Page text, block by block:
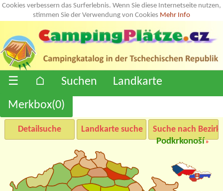
Cookies verbessern das Surferlebnis. Wenn Sie diese Internetseite nutzen,
stimmen Sie der Verwendung von Cookies Mehr Info
☰ ⌂ Suchen
Landkarte
Merkbox(0)
Detailsuche Landkarte suche
Suche nach
Podkrkonoší»